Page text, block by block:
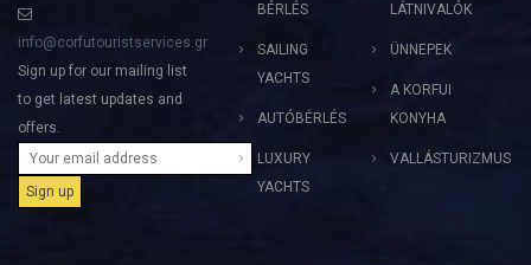
info@corfutouristservices.gr
Sign up for our mailing list
to get latest updates and
offers.
BÉRLÉS
SAILING
YACHTS
AUTÓBÉRLÉS
LUXURY
YACHTS
LÁTNIVALÓK
ÜNNEPEK
A KORFUI
KONYHA
VALLÁSTURIZMUS